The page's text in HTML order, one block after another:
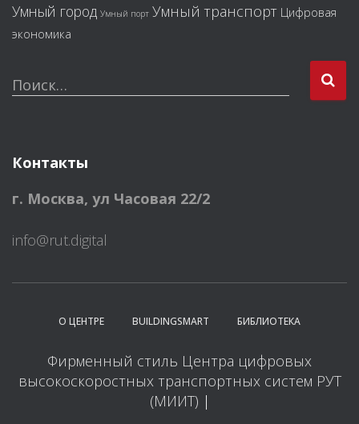
Умный город Умный порт Умный транспорт Цифровая
экономика
Поиск…
Контакты
г. Москва, ул Часовая 22/2
info@rut.digital
О ЦЕНТРЕ BUILDINGSMART БИБЛИОТЕКА
Фирменный стиль Центра цифровых
высокоскоростных транспортных систем РУТ
(МИИТ) |